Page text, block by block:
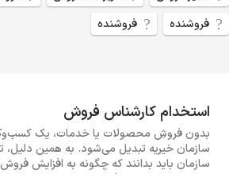
فروشنده
فروشنده
استخدام کارشناس فروش
بدون فروشِ محصولات یا خدمات، یک
سازمان خیریه تبدیل می‌شود. به همین
سازمان باید بدانند که چگونه به افزایش